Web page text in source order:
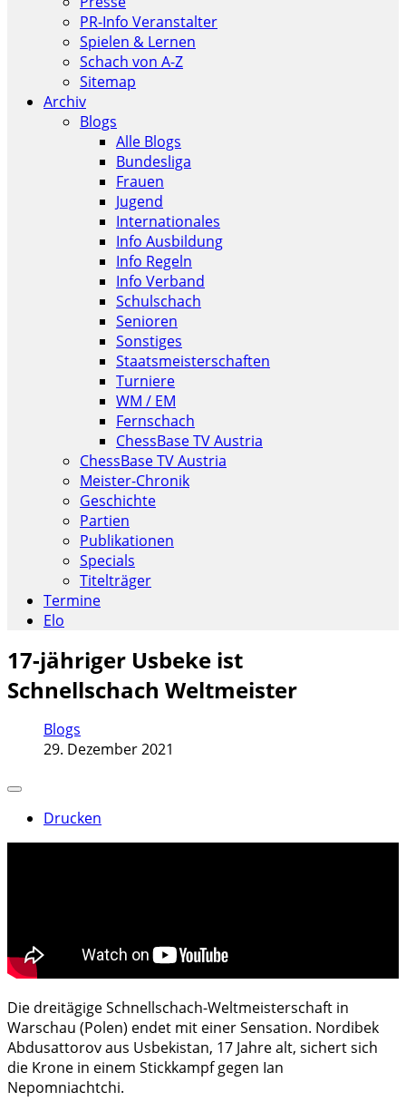
PR-Info Veranstalter
Spielen & Lernen
Schach von A-Z
Sitemap
Archiv
Blogs
Alle Blogs
Bundesliga
Frauen
Jugend
Internationales
Info Ausbildung
Info Regeln
Info Verband
Schulschach
Senioren
Sonstiges
Staatsmeisterschaften
Turniere
WM / EM
Fernschach
ChessBase TV Austria
ChessBase TV Austria
Meister-Chronik
Geschichte
Partien
Publikationen
Specials
Titelträger
Termine
Elo
17-jähriger Usbeke ist
Schnellschach Weltmeister
Blogs
29. Dezember 2021
Drucken
Die dreitägige Schnellschach-Weltmeisterschaft in
Warschau (Polen) endet mit einer Sensation. Nordibek
Abdusattorov aus Usbekistan, 17 Jahre alt, sichert sich
die Krone in einem Stickkampf gegen Ian
Nepomniachtchi.